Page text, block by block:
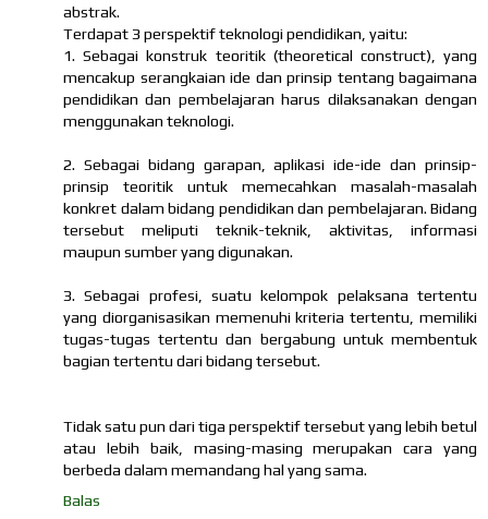
abstrak.
Terdapat 3 perspektif teknologi pendidikan, yaitu:
1. Sebagai konstruk teoritik (theoretical construct), yang
mencakup serangkaian ide dan prinsip tentang bagaimana
pendidikan dan pembelajaran harus dilaksanakan dengan
menggunakan teknologi.
2. Sebagai bidang garapan, aplikasi ide-ide dan prinsip-
prinsip teoritik untuk memecahkan masalah-masalah
konkret dalam bidang pendidikan dan pembelajaran. Bidang
tersebut meliputi teknik-teknik, aktivitas, informasi
maupun sumber yang digunakan.
3. Sebagai profesi, suatu kelompok pelaksana tertentu
yang diorganisasikan memenuhi kriteria tertentu, memiliki
tugas-tugas tertentu dan bergabung untuk membentuk
bagian tertentu dari bidang tersebut.
Tidak satu pun dari tiga perspektif tersebut yang lebih betul
atau lebih baik, masing-masing merupakan cara yang
berbeda dalam memandang hal yang sama.
Balas